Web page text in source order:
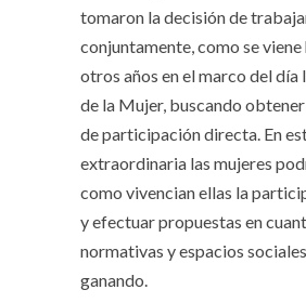
tomaron la decisión de
conjuntamente, como se viene
otros años en el marco del
de la Mujer, buscando
de participación directa. En
extraordinaria las mujeres
como vivencian ellas la
y efectuar propuestas en
normativas y espacios
ganando.